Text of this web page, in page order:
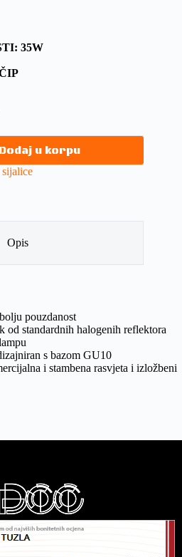
35W
Dodaj u korpu
Opis
pouzdanost
standardnih halogenih reflektora
s bazom GU10
i stambena rasvjeta i izložbeni